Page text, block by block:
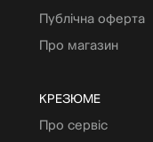
Публічна оферта
Про магазин
КРЕЗЮМЕ
Про сервіс